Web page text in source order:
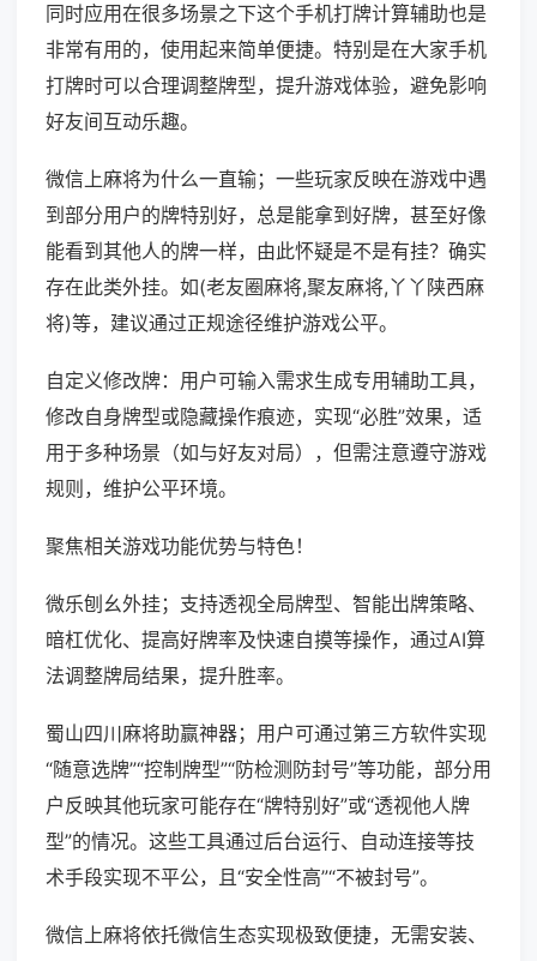
同时应用在很多场景之下这个手机打牌计算辅助也是
非常有用的，使用起来简单便捷。特别是在大家手机
打牌时可以合理调整牌型，提升游戏体验，避免影响
好友间互动乐趣。
微信上麻将为什么一直输；一些玩家反映在游戏中遇
到部分用户的牌特别好，总是能拿到好牌，甚至好像
能看到其他人的牌一样，由此怀疑是不是有挂？确实
存在此类外挂。如(老友圈麻将,聚友麻将,丫丫陕西麻
将)等，建议通过正规途径维护游戏公平。
自定义修改牌：用户可输入需求生成专用辅助工具，
修改自身牌型或隐藏操作痕迹，实现“必胜”效果，适
用于多种场景（如与好友对局），但需注意遵守游戏
规则，维护公平环境。
聚焦相关游戏功能优势与特色！
微乐刨幺外挂；支持透视全局牌型、智能出牌策略、
暗杠优化、提高好牌率及快速自摸等操作，通过AI算
法调整牌局结果，提升胜率。
蜀山四川麻将助赢神器；用户可通过第三方软件实现
“随意选牌”“控制牌型”“防检测防封号”等功能，部分用
户反映其他玩家可能存在“牌特别好”或“透视他人牌
型”的情况。这些工具通过后台运行、自动连接等技
术手段实现不平公，且“安全性高”“不被封号”。
微信上麻将依托微信生态实现极致便捷，无需安装、